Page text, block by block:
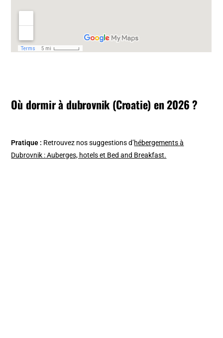
Où dormir à dubrovnik (Croatie) en 2026 ?
Pratique : Retrouvez nos suggestions d’hébergements à
Dubrovnik : Auberges, hotels et Bed and Breakfast.